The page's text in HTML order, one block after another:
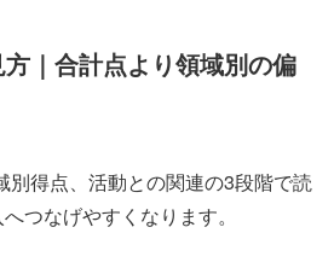
｜合計点より領域別の偏
別得点、活動との関連の3段階で読
つなげやすくなります。